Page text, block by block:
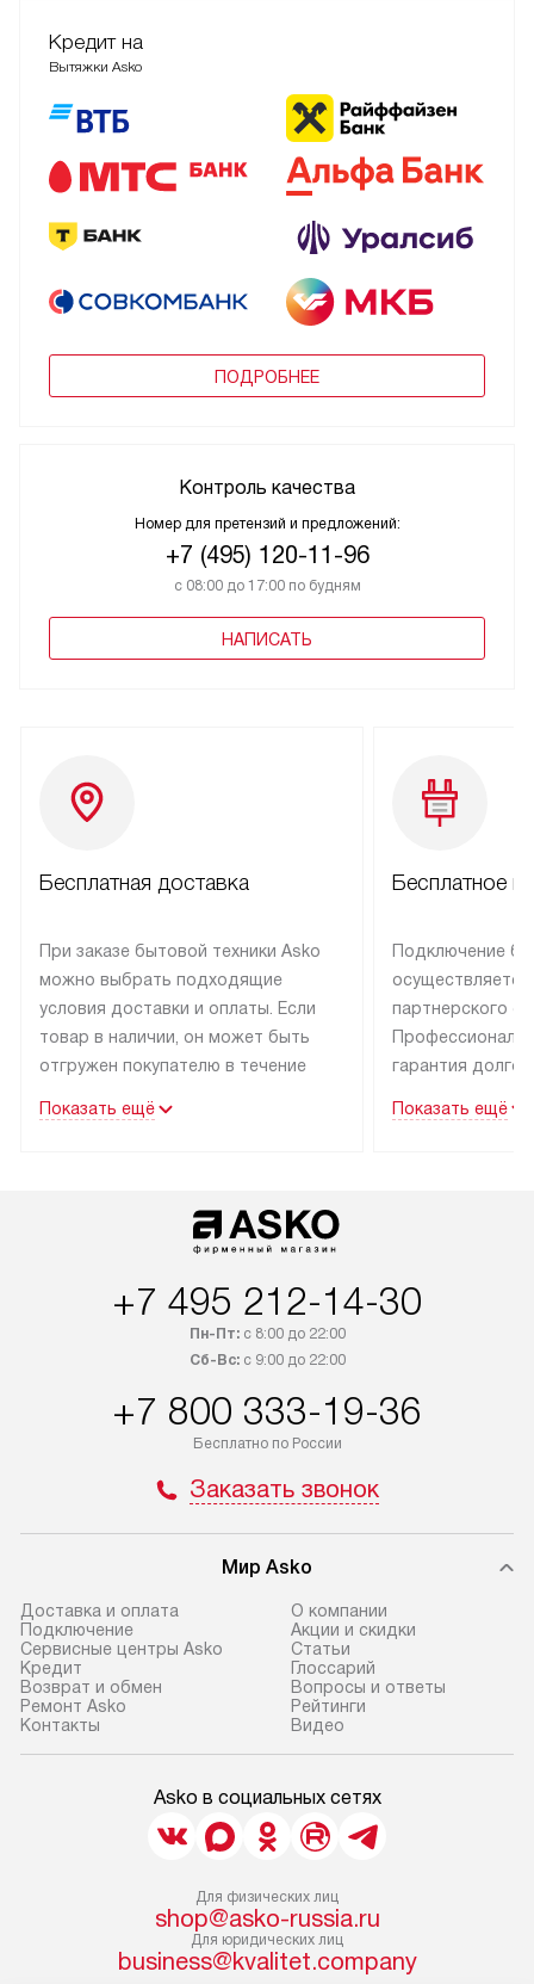
Кредит на
Вытяжки Asko
ПОДРОБНЕЕ
Контроль качества
Номер для претензий и предложений:
+7 (495) 120-11-96
с 08:00 до 17:00 по будням
НАПИСАТЬ
Бесплатная доставка
При заказе бытовой техники Asko
можно выбрать подходящие
условия доставки и оплаты. Если
товар в наличии, он может быть
отгружен покупателю в течение
оплачивается дополнительно.
Возможна доставка товаров
Показать ещё
Бесплатное
Подключение
партнерского
гарантия
Показать ещё
+7 495 212-14-30
Пн-Пт:с 8:00 до 22:00
Сб-Вс:с 9:00 до 22:00
+7 800 333-19-36
Бесплатно по России
Заказать звонок
Мир Asko
Доставка и оплата
Подключение
Сервисные центры Asko
Кредит
Возврат и обмен
Ремонт Asko
Контакты
О компании
Акции и скидки
Статьи
Глоссарий
Вопросы и ответы
Рейтинги
Видео
Asko в социальных сетях
Для физических лиц
shop@asko-russia.ru
Для юридических лиц
business@kvalitet.company